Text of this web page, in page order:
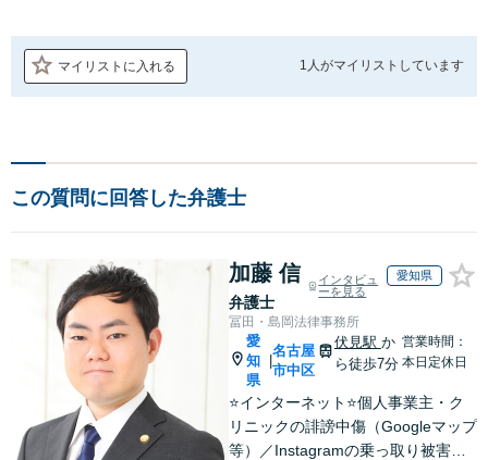
マイリストに入れる 1人がマイリストしています
この質問に回答した弁護士
加藤 信
弁護士
インタビュ
ーを見る
愛知県
冨田・島岡法律事務所
愛
知
県
名古屋
市中区
伏見駅 か
ら徒歩7分
営業時間：
本日定休日
⭐️インターネット⭐️個人事業主・ク
リニックの誹謗中傷（Googleマップ
等）／Instagramの乗っ取り被害回